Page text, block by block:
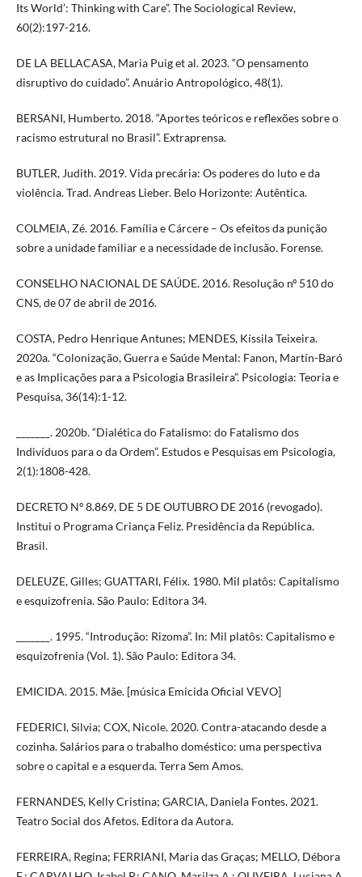
Its World’: Thinking with Care”. The Sociological Review,
60(2):197-216.
DE LA BELLACASA, Maria Puig et al. 2023. “O pensamento
disruptivo do cuidado”. Anuário Antropológico, 48(1).
BERSANI, Humberto. 2018. “Aportes teóricos e reflexões sobre o
racismo estrutural no Brasil”. Extraprensa.
BUTLER, Judith. 2019. Vida precária: Os poderes do luto e da
violência. Trad. Andreas Lieber. Belo Horizonte: Autêntica.
COLMEIA, Zé. 2016. Família e Cárcere – Os efeitos da punição
sobre a unidade familiar e a necessidade de inclusão. Forense.
CONSELHO NACIONAL DE SAÚDE. 2016. Resolução nº 510 do
CNS, de 07 de abril de 2016.
COSTA, Pedro Henrique Antunes; MENDES, Kíssila Teixeira.
2020a. “Colonização, Guerra e Saúde Mental: Fanon, Martín-Baró
e as Implicações para a Psicologia Brasileira”. Psicologia: Teoria e
Pesquisa, 36(14):1-12.
_______. 2020b. “Dialética do Fatalismo: do Fatalismo dos
Indivíduos para o da Ordem”. Estudos e Pesquisas em Psicologia,
2(1):1808-428.
DECRETO Nº 8.869, DE 5 DE OUTUBRO DE 2016 (revogado).
Institui o Programa Criança Feliz. Presidência da República.
Brasil.
DELEUZE, Gilles; GUATTARI, Félix. 1980. Mil platôs: Capitalismo
e esquizofrenia. São Paulo: Editora 34.
_______. 1995. “Introdução: Rizoma”. In: Mil platôs: Capitalismo e
esquizofrenia (Vol. 1). São Paulo: Editora 34.
EMICIDA. 2015. Mãe. [música Emicida Oficial VEVO]
FEDERICI, Silvia; COX, Nicole. 2020. Contra-atacando desde a
cozinha. Salários para o trabalho doméstico: uma perspectiva
sobre o capital e a esquerda. Terra Sem Amos.
FERNANDES, Kelly Cristina; GARCIA, Daniela Fontes. 2021.
Teatro Social dos Afetos. Editora da Autora.
FERREIRA, Regina; FERRIANI, Maria das Graças; MELLO, Débora